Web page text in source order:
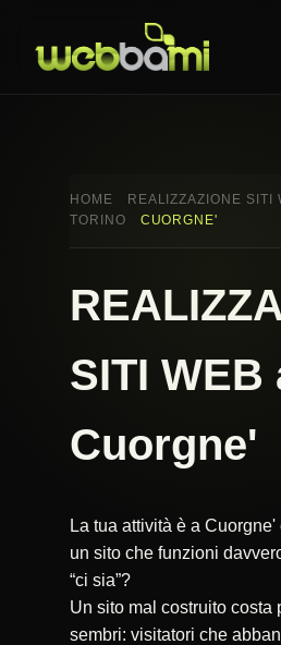
HOME REALIZZAZIONE SITI
TORINO
CUORGNE'
SITI WEB
Cuorgne'
La tua attività è a
un sito che funzioni
“ci sia”?
Un sito mal costruito costa
sembri: visitatori che